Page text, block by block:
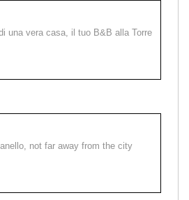
una vera casa, il tuo B&B alla Torre
not far away from the city